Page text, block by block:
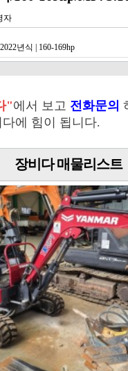
자
년식 | 160-169hp
"에서 보고 전화문의
다에 힘이 됩니다.
장비다 매물리스트